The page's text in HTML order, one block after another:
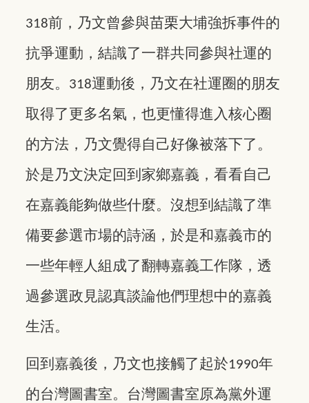
318前，乃文曾參與苗栗大埔強拆事件的
抗爭運動，結識了一群共同參與社運的
朋友。
318運動後，乃文在社運圈的朋友
取得了更多名氣，也更懂得進入核心圈
的方法，乃文覺得自己好像被落下了。
於是乃文決定回到家鄉嘉義，看看自己
在嘉義能夠做些什麼。沒想到結識了準
備要參選市場的詩涵，於是和嘉義市的
一些年輕人組成了翻轉嘉義工作隊，透
過參選政見認真談論他們理想中的嘉義
生活。
回到嘉義後，乃文也接觸了起於1990年
的台灣圖書室。台灣圖書室原為黨外運